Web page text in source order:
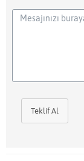
Teklif Al